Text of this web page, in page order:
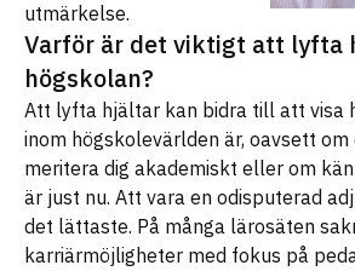
utmärkelse.
Varför är det viktigt att lyfta
högskolan?
Att lyfta hjältar kan bidra till att visa
inom högskolevärlden är, oavsett om
meritera dig akademiskt eller om
är just nu. Att vara en odisputerad
det lättaste. På många lärosäten
karriärmöjligheter med fokus på